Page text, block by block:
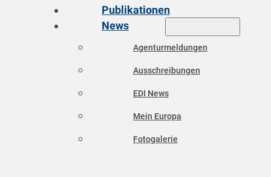
Publikationen
News
Agenturmeldungen
Ausschreibungen
EDI News
Mein Europa
Fotogalerie